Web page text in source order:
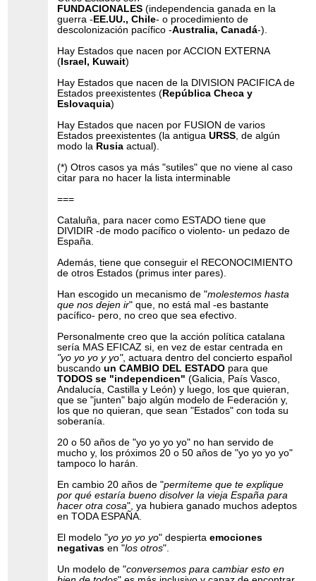
FUNDACIONALES (independencia ganada en la
guerra -EE.UU., Chile- o procedimiento de
descolonización pacífico -Australia, Canadá-).
Hay Estados que nacen por ACCION EXTERNA
(Israel, Kuwait)
Hay Estados que nacen de la DIVISION PACIFICA de
Estados preexistentes (República Checa y
Eslovaquia)
Hay Estados que nacen por FUSION de varios
Estados preexistentes (la antiguaURSS , de algún
modo la Rusia actual).
(*) Otros casos ya más "sutiles" que no viene al caso
citar para no hacer la lista interminable
===
Cataluña, para nacer como ESTADO tiene que
DIVIDIR -de modo pacífico o violento- un pedazo de
España.
Además, tiene que conseguir el RECONOCIMIENTO
de otros Estados (primus inter pares).
Han escogido un mecanismo de "molestemos hasta
que nos dejen ir" que, no está mal -es bastante
pacífico- pero, no creo que sea efectivo.
Personalmente creo que la acción política catalana
sería MAS EFICAZ si, en vez de estar centrada en
"yo yo yo y yo", actuara dentro del concierto español
buscandoun CAMBIO DEL ESTADO para que
TODOS se "independicen" (Galicia, País Vasco,
Andalucía, Castilla y León) y luego, los que quieran,
que se "junten" bajo algún modelo de Federación y,
los que no quieran, que sean "Estados" con toda su
soberanía.
20 o 50 años de "yo yo yo yo" no han servido de
mucho y, los próximos 20 o 50 años de "yo yo yo yo"
tampoco lo harán.
En cambio 20 años de "permíteme que te explique
por qué estaría bueno disolver la vieja España para
hacer otra cosa", ya hubiera ganado muchos adeptos
en TODA ESPAÑA.
El modelo "yo yo yo yo" despiertaemociones
negativas en "los otros".
Un modelo de "conversemos para cambiar esto en